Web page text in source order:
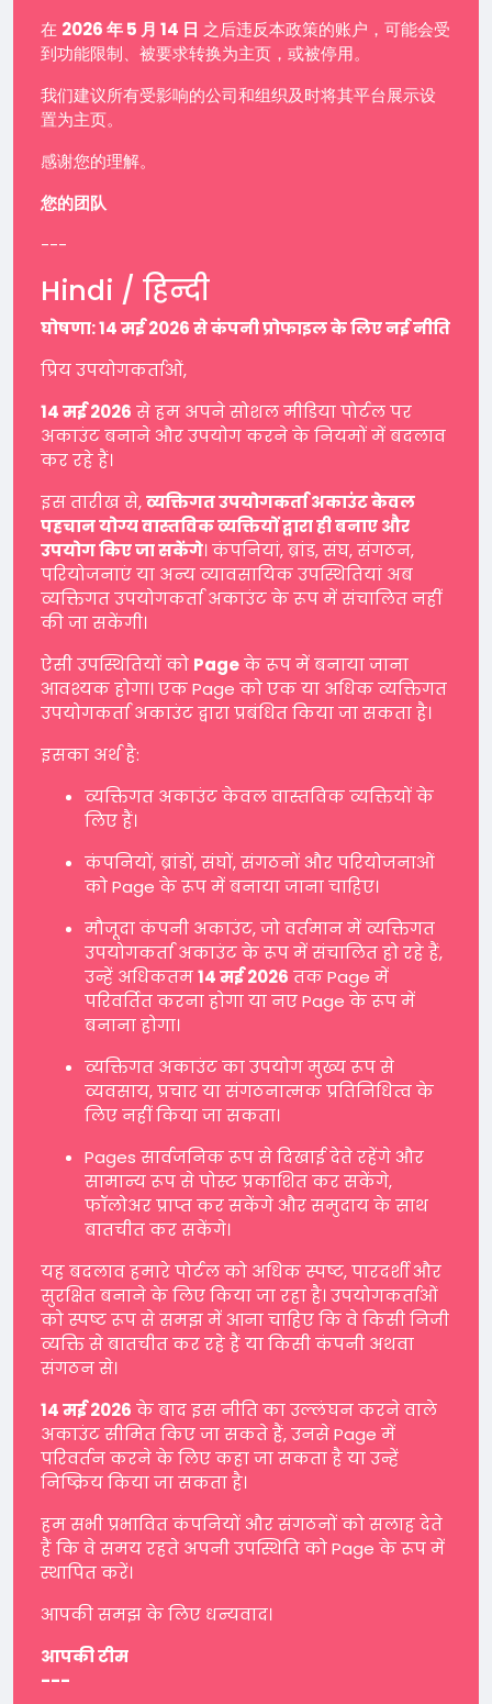
在 2026 年 5 月 14 日 之后违反本政策的账户，可能会受
到功能限制、被要求转换为主页，或被停用。
我们建议所有受影响的公司和组织及时将其平台展示设
置为主页。
感谢您的理解。
您的团队
---
Hindi / हिन्दी
घोषणा: 14 मई 2026 से कंपनी प्रोफाइल के लिए नई नीति
प्रिय उपयोगकर्ताओं,
14 मई 2026 से हम अपने सोशल मीडिया पोर्टल पर
अकाउंट बनाने और उपयोग करने के नियमों में बदलाव
कर रहे हैं।
इस तारीख से,व्यक्तिगत उपयोगकर्ता अकाउंट केवल
पहचान योग्य वास्तविक व्यक्तियों द्वारा ही बनाए और
उपयोग किए जा सकेंगे। कंपनियां, ब्रांड, संघ, संगठन,
परियोजनाएं या अन्य व्यावसायिक उपस्थितियां अब
व्यक्तिगत उपयोगकर्ता अकाउंट के रूप में संचालित नहीं
की जा सकेंगी।
ऐसी उपस्थितियों को Pageके रूप में बनाया जाना
आवश्यक होगा। एक Page को एक या अधिक व्यक्तिगत
उपयोगकर्ता अकाउंट द्वारा प्रबंधित किया जा सकता है।
इसका अर्थ है:
व्यक्तिगत अकाउंट केवल वास्तविक व्यक्तियों के
लिए हैं।
कंपनियों, ब्रांडों, संघों, संगठनों और परियोजनाओं
को Page के रूप में बनाया जाना चाहिए।
मौजूदा कंपनी अकाउंट, जो वर्तमान में व्यक्तिगत
उपयोगकर्ता अकाउंट के रूप में संचालित हो रहे हैं,
उन्हें अधिकतम14 मई 2026 तक Page में
परिवर्तित करना होगा या नए Page के रूप में
बनाना होगा।
व्यक्तिगत अकाउंट का उपयोग मुख्य रूप से
व्यवसाय, प्रचार या संगठनात्मक प्रतिनिधित्व के
लिए नहीं किया जा सकता।
Pages सार्वजनिक रूप से दिखाई देते रहेंगे और
सामान्य रूप से पोस्ट प्रकाशित कर सकेंगे,
फॉलोअर प्राप्त कर सकेंगे और समुदाय के साथ
बातचीत कर सकेंगे।
यह बदलाव हमारे पोर्टल को अधिक स्पष्ट, पारदर्शी और
सुरक्षित बनाने के लिए किया जा रहा है। उपयोगकर्ताओं
को स्पष्ट रूप से समझ में आना चाहिए कि वे किसी निजी
व्यक्ति से बातचीत कर रहे हैं या किसी कंपनी अथवा
संगठन से।
14 मई 2026 के बाद इस नीति का उल्लंघन करने वाले
अकाउंट सीमित किए जा सकते हैं, उनसे Page में
परिवर्तन करने के लिए कहा जा सकता है या उन्हें
निष्क्रिय किया जा सकता है।
हम सभी प्रभावित कंपनियों और संगठनों को सलाह देते
हैं कि वे समय रहते अपनी उपस्थिति को Page के रूप में
स्थापित करें।
आपकी समझ के लिए धन्यवाद।
आपकी टीम
---